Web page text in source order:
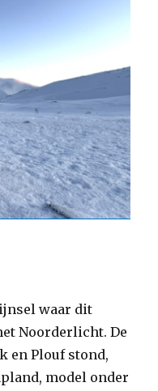
waar dit
Noorderlicht. De
en Plouf stond,
model onder